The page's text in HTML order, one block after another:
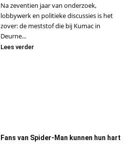
Na zeventien jaar van onderzoek,
lobbywerk en politieke discussies is het
zover: de meststof die bij Kumac in
Deurne...
Lees verder
Fans van Spider-Man kunnen hun hart